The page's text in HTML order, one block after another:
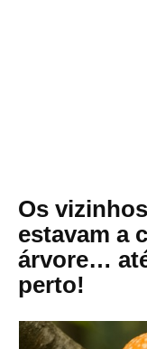
Os
estavam a
árvore…
perto!